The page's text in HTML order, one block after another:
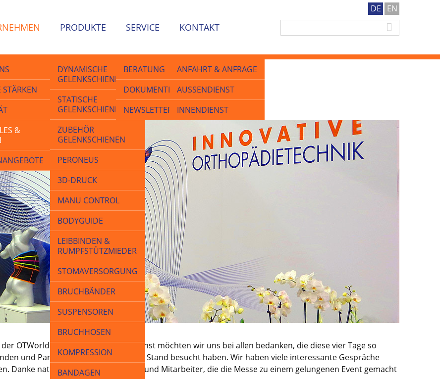
STÄRKEN
&
PRODUKTE
DYNAMISCHE
GELENKSCHIENEN
STATISCHE
GELENKSCHIENEN
ZUBEHÖR
GELENKSCHIENEN
PERONEUS
3D-DRUCK
MANU CONTROL
BODYGUIDE
LEIBBINDEN &
RUMPFSTÜTZMIEDER
STOMAVERSORGUNG
BRUCHBÄNDER
SUSPENSOREN
BRUCHHOSEN
KOMPRESSION
BANDAGEN
SERVICE
BERATUNG
DOKUMENTE
NEWSLETTER
KONTAKT
ANFAHRT & ANFRAGE
AUSSENDIENST
INNENDIENST
DE EN
führende Branchentreff
Branchentreff
OTWorld in Leipzig präsent. Zunächst möchten wir uns bei allen bedanken, die diese vier Tage so
und Partner, die uns an unserem Stand besucht haben. Wir haben viele interessante Gespräche
Danke natürlich auch an alle Helfer und Mitarbeiter, die die Messe zu einem gelungenen Event gemacht